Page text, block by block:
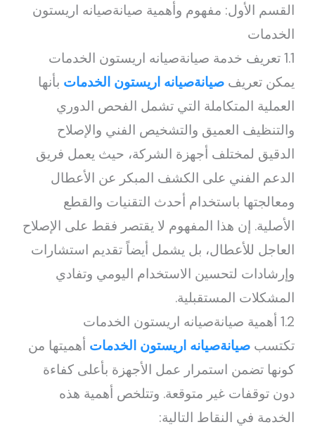
القسم الأول: مفهوم وأهمية صيانةصيانه اريستون
الخدمات
1.1 تعريف خدمة صيانةصيانه اريستون الخدمات
يمكن تعريفصيانةصيانه اريستون الخدمات بأنها
العملية المتكاملة التي تشمل الفحص الدوري
والتنظيف العميق والتشخيص الفني والإصلاح
الدقيق لمختلف أجهزة الشركة، حيث يعمل فريق
الدعم الفني على الكشف المبكر عن الأعطال
ومعالجتها باستخدام أحدث التقنيات والقطع
الأصلية. إن هذا المفهوم لا يقتصر فقط على الإصلاح
العاجل للأعطال، بل يشمل أيضاً تقديم استشارات
وإرشادات لتحسين الاستخدام اليومي وتفادي
المشكلات المستقبلية.
1.2 أهمية صيانةصيانه اريستون الخدمات
تكتسبصيانةصيانه اريستون الخدمات أهميتها من
كونها تضمن استمرار عمل الأجهزة بأعلى كفاءة
دون توقفات غير متوقعة. وتتلخص أهمية هذه
الخدمة في النقاط التالية: